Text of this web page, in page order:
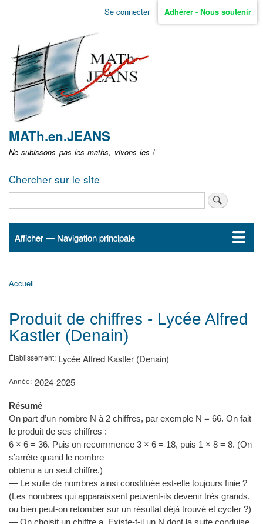
Aller
non
identifié
Se connecter Adhérer - Nous soutenir
MATh.en.JEANS
Ne subissons pas les maths, vivons les !
Chercher sur le site
Navigation
Afficher — Navigation principale
Accueil
ActualitésMATh.en.JEANS ?
Régions et Ateliers
Créer, gérer un atelier
Sujets/Publications
Congrès
d'Ariane
Accueil
Produit de chiffres - Lycée Alfred
Kastler (Denain)
Établissement Lycée Alfred Kastler (Denain)
Année 2024-2025
Résumé
On part d’un nombre N à 2 chiffres, par exemple N = 66. On fait
le produit de ses chiffres :
6 × 6 = 36. Puis on recommence 3 × 6 = 18, puis 1 × 8 = 8. (On
s’arrête quand le nombre
obtenu a un seul chiffre.)
— Le suite de nombres ainsi constituée est-elle toujours finie ?
(Les nombres qui apparaissent peuvent-ils devenir très grands,
ou bien peut-on retomber sur un résultat déjà trouvé et cycler ?)
— On choisit un chiffre a. Existe-t-il un N dont la suite conduise